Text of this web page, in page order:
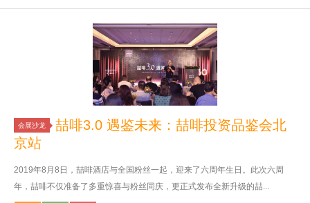
会展沙龙
喆啡3.0 遇鉴未来：喆啡投资品鉴会北
京站
2019年8月8日，喆啡酒店与全国粉丝一起，迎来了六周年生日。此次六周
年，喆啡不仅准备了多重惊喜与粉丝同庆，更正式发布全新升级的喆...